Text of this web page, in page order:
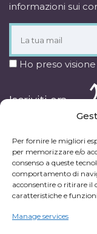
Per fornire le migliori
per memorizzare e/o
consenso a queste
comportamento di
acconsentire o ritirare il
caratteristiche e
Manage services
informazioni sui
Ho preso
Iscriviti ora